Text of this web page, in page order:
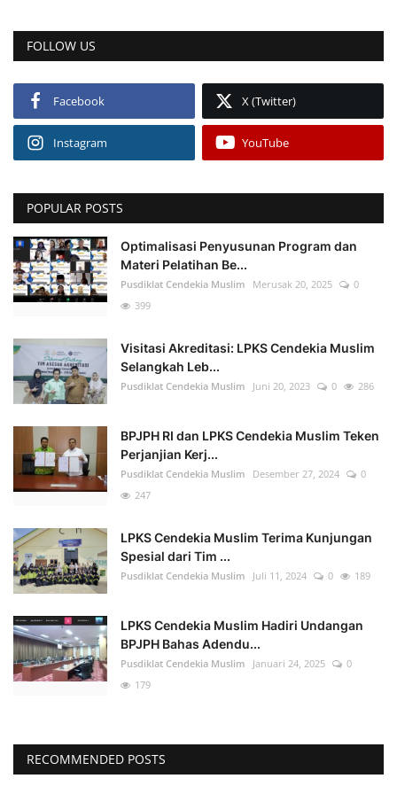
FOLLOW US
Facebook X (Twitter)
Instagram YouTube
POPULAR POSTS
Optimalisasi Penyusunan Program dan
Materi Pelatihan Be...
Pusdiklat Cendekia Muslim Merusak 20, 2025
0
399
Visitasi Akreditasi: LPKS Cendekia Muslim
Selangkah Leb...
Pusdiklat Cendekia Muslim Juni 20, 2023 0 286
BPJPH RI dan LPKS Cendekia Muslim Teken
Perjanjian Kerj...
Pusdiklat Cendekia Muslim Desember 27, 2024
0
247
LPKS Cendekia Muslim Terima Kunjungan
Spesial dari Tim ...
Pusdiklat Cendekia Muslim Juli 11, 2024 0 189
LPKS Cendekia Muslim Hadiri Undangan
BPJPH Bahas Adendu...
Pusdiklat Cendekia Muslim Januari 24, 2025
0
179
RECOMMENDED POSTS